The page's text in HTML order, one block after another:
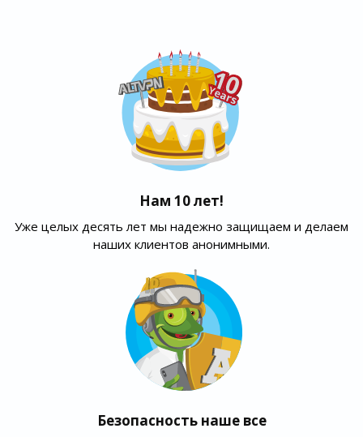
Нам 10 лет!
Уже целых десять лет мы надежно защищаем и делаем
наших клиентов анонимными.
Безопасность наше все